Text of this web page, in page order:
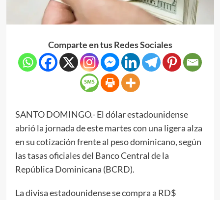
Comparte en tus Redes Sociales
SANTO DOMINGO.- El dólar estadounidense
abrió la jornada de este martes con una ligera alza
en su cotización frente al peso dominicano, según
las tasas oficiales del Banco Central de la
República Dominicana (BCRD).
La divisa estadounidense se compra a RD$